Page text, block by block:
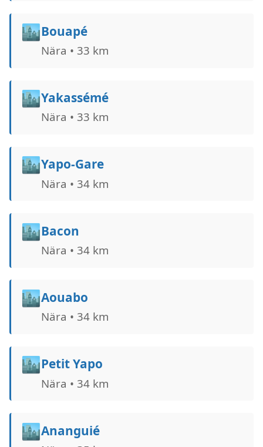
🏙️Bouapé
Nära • 33 km
🏙️Yakassémé
Nära • 33 km
🏙️Yapo-Gare
Nära • 34 km
🏙️Bacon
Nära • 34 km
🏙️Aouabo
Nära • 34 km
🏙️Petit Yapo
Nära • 34 km
🏙️Ananguié